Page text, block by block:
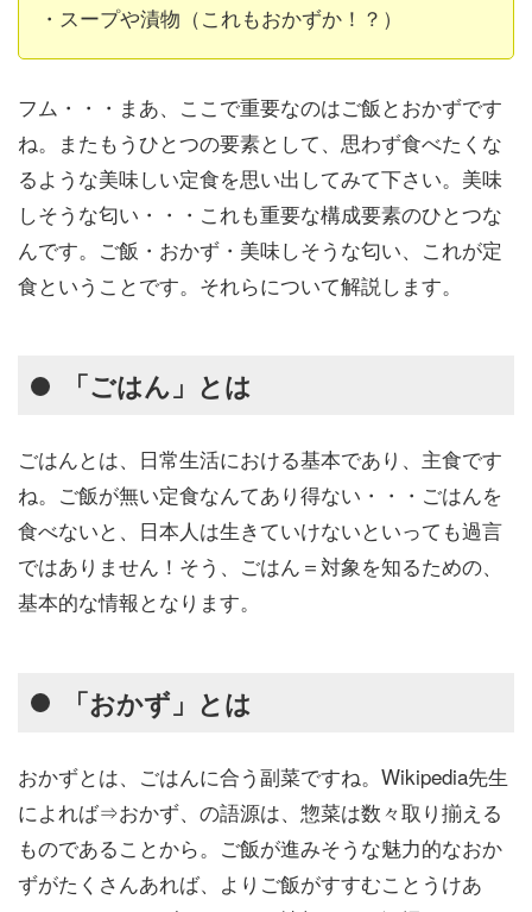
・スープや漬物（これもおかずか！？）
フム・・・まあ、ここで重要なのはご飯とおかずです
ね。またもうひとつの要素として、思わず食べたくな
るような美味しい定食を思い出してみて下さい。 美味
しそうな匂い・・・これも重要な構成要素のひとつな
んです。 ご飯・おかず・美味しそうな匂い、これが定
食ということです。それらについて解説します。
「ごはん」とは
ごはんとは、日常生活における基本であり、主食です
ね。ご飯が無い定食なんてあり得ない・・・ごはんを
食べないと、日本人は生きていけないといっても過言
ではありません！そう、 ごはん＝対象を知るための、
基本的な情報 となります。
「おかず」とは
おかずとは、ごはんに合う副菜ですね。Wikipedia先生
によれば⇒おかず、の語源は、惣菜は数々取り揃える
ものであることから。ご飯が進みそうな魅力的なおか
ずがたくさんあれば、よりご飯がすすむことうけあ